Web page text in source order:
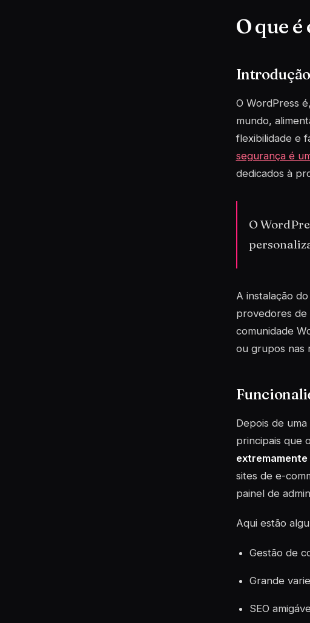
O que
O WordPress
mundo,
flexibilidade e
segurança é
dedicados à
O
A instalação
provedores de
comunidade
ou grupos nas
Depois de
principais que
sites de e-
painel de
Aqui estão
Gestão de
Grande
SEO